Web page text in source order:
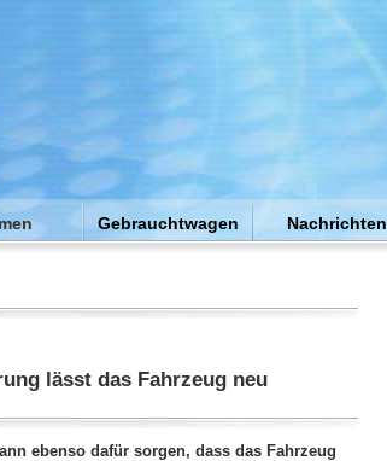
Gebrauchtwagen Nachrichten
lässt das Fahrzeug neu
ebenso dafür sorgen, dass das Fahrzeug